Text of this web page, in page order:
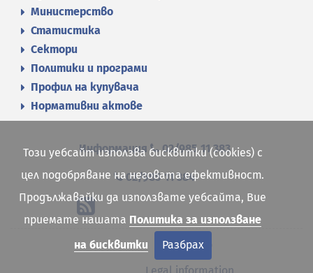
Министерство
Статистика
Сектори
Политики и програми
Профил на купувача
Нормативни актове
Информация 02/985 11 383
02/985 11 384
Site map
Legal information
Този уебсайт използва бисквитки (cookies) с
цел подобряване на неговата ефективност.
Продължавайки да използвате уебсайта, Вие
приемате нашата Политика за използване
на бисквитки
Разбрах